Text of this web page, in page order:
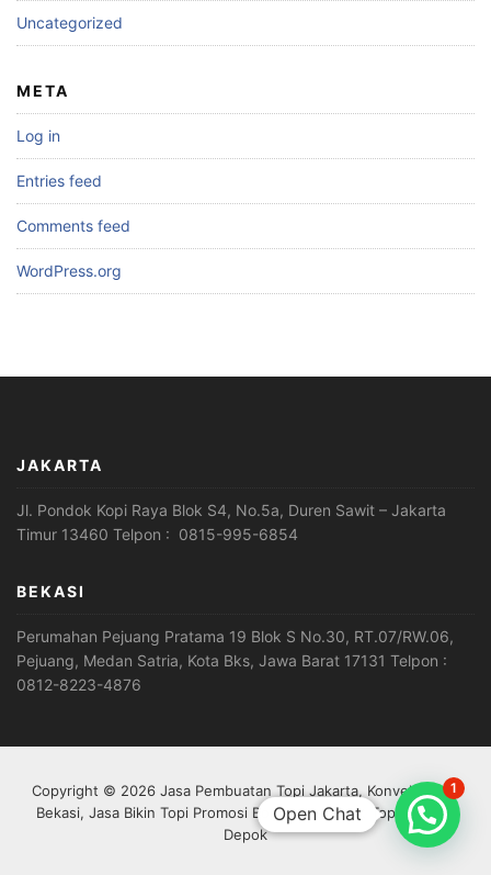
Uncategorized
META
Log in
Entries feed
Comments feed
WordPress.org
JAKARTA
Jl. Pondok Kopi Raya Blok S4, No.5a, Duren Sawit – Jakarta
Timur 13460 Telpon : 0815-995-6854
BEKASI
Perumahan Pejuang Pratama 19 Blok S No.30, RT.07/RW.06,
Pejuang, Medan Satria, Kota Bks, Jawa Barat 17131 Telpon :
0812-8223-4876
Copyright © 2026 Jasa Pembuatan Topi Jakarta, Konveksi Topi
Bekasi, Jasa Bikin Topi Promosi Bogor, Jasa Buat Topi Custom
Depok
Open Chat
1